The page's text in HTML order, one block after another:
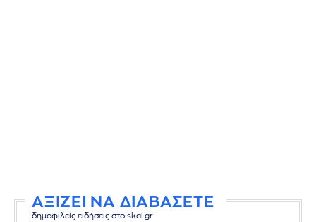
ΑΞΙΖΕΙ ΝΑ ΔΙΑΒΑΣΕΤΕ
δημοφιλείς ειδήσεις στο skai.gr